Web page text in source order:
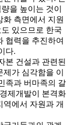
을 높이는 것이
측면에서 지원
있으므로 한국
협력을 추진하여
다.
본 건설과 관련된
가 심각함을 이
족과 버마족의 갈
제개발이 본격화
에서 자원과 개